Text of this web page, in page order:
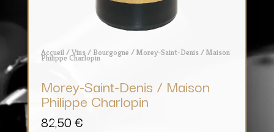
Accueil/Vins/ Bourgogne / Morey-Saint-Denis / Maison
Philippe Charlopin
Morey-Saint-Denis / Maison
Philippe Charlopin
82,50€